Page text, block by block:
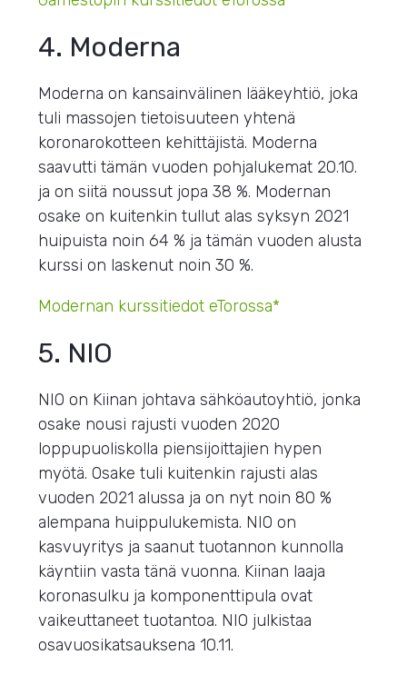
4. Moderna
Moderna on kansainvälinen lääkeyhtiö, joka
tuli massojen tietoisuuteen yhtenä
koronarokotteen kehittäjistä. Moderna
saavutti tämän vuoden pohjalukemat 20.10.
ja on siitä noussut jopa 38 %. Modernan
osake on kuitenkin tullut alas syksyn 2021
huipuista noin 64 % ja tämän vuoden alusta
kurssi on laskenut noin 30 %.
Modernan kurssitiedot eTorossa*
5. NIO
NIO on Kiinan johtava sähköautoyhtiö, jonka
osake nousi rajusti vuoden 2020
loppupuoliskolla piensijoittajien hypen
myötä. Osake tuli kuitenkin rajusti alas
vuoden 2021 alussa ja on nyt noin 80 %
alempana huippulukemista. NIO on
kasvuyritys ja saanut tuotannon kunnolla
käyntiin vasta tänä vuonna. Kiinan laaja
koronasulku ja komponenttipula ovat
vaikeuttaneet tuotantoa. NIO julkistaa
osavuosikatsauksena 10.11.